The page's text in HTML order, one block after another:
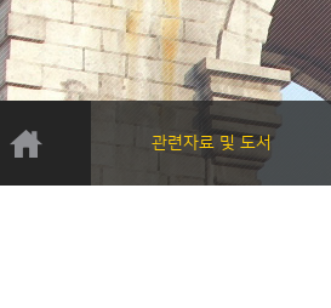
관련자료 및 도서